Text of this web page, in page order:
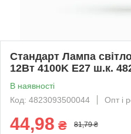
Стандарт Лампа
12Вт 4100K E27 ш.к.
В наявності
Код: 4823093500044
Опт і
44,98 ₴ 81,79 ₴